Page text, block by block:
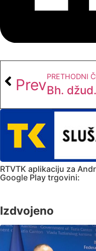
Prev Bh.
RTVTK aplikaciju za
Google Play trgovini:
Izdvojeno